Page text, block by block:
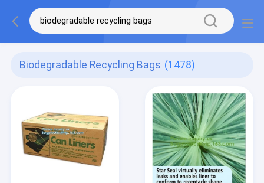
Biodegradable Recycling Bags (1478)